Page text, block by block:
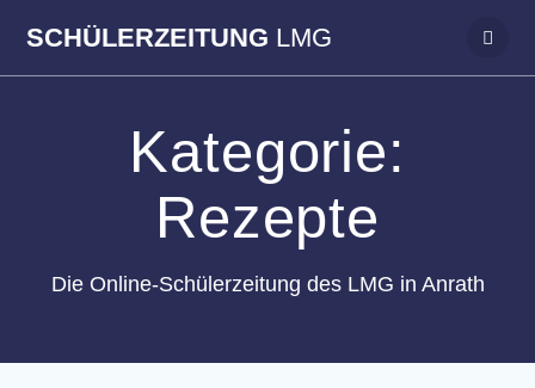
Inhalt
SCHÜLERZEITUNG LMG
Kategorie:
Rezepte
Die Online-Schülerzeitung des LMG in Anrath